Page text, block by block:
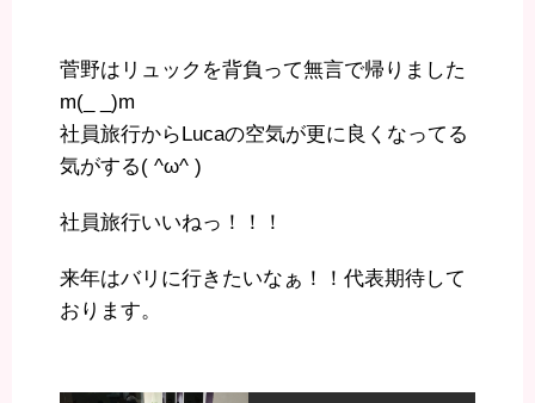
菅野はリュックを背負って無言で帰りました
m(_ _)m
社員旅行からLucaの空気が更に良くなってる
気がする( ^ω^ )
社員旅行いいねっ！！！
来年はバリに行きたいなぁ！！代表期待して
おります。